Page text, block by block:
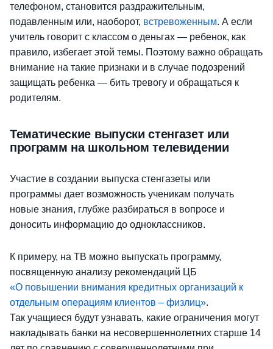
телефоном, становится раздражительным,
подавленным или, наоборот, встревоженным. А если
учитель говорит с классом о деньгах — ребенок, как
правило, избегает этой темы. Поэтому важно обращать
внимание на такие признаки и в случае подозрений
защищать ребенка — бить тревогу и обращаться к
родителям.
Тематические выпуски стенгазет или
программ на школьном телевидении
Участие в создании выпуска стенгазеты или
программы дает возможность ученикам получать
новые знания, глубже разбираться в вопросе и
доносить информацию до одноклассников.
К примеру, на ТВ можно выпускать программу,
посвященную анализу рекомендаций ЦБ
«О повышении внимания кредитных организаций к
отдельным операциям клиентов – физлиц».
Так учащиеся будут узнавать, какие ограничения могут
накладывать банки на несовершеннолетних старше 14